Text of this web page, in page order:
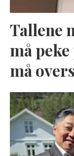
Tallene
må
må